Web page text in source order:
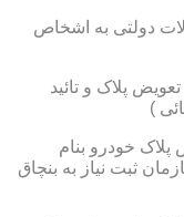
دولتی به اشخاص
پلاک و تائید
)
خودرو بنام
طبق تائید سازمان ثبت نیاز به بنچاق